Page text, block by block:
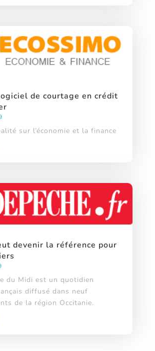
de courtage en crédit
sur l’économie et la finance
devenir la référence pour
du Midi est un quotidien
diffusé dans neuf
de la région Occitanie.